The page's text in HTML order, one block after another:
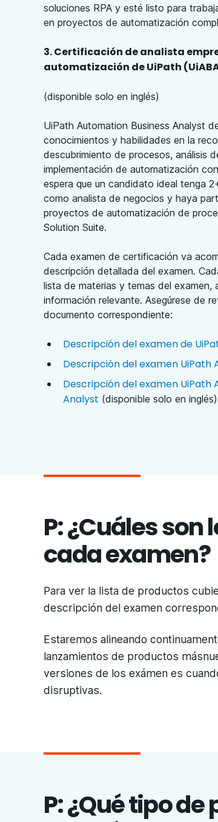
soluciones RPA y esté listo para
en proyectos de automatización
3. Certificación de analista
automatización de UiPath
(disponible solo en inglés)
UiPath Automation Business Analyst
conocimientos y habilidades en la
descubrimiento de procesos, análisis
implementación de automatización
espera que un candidato ideal tenga
como analista de negocios y haya
proyectos de automatización de
Solution Suite.
Cada examen de certificación va
descripción detallada del examen.
lista de materias y temas del examen,
información relevante. Asegúrese de
documento correspondiente:
Descripción del examen de
Descripción del examen UiPath
Descripción del examen UiPath
Analyst (disponible solo en inglés)
P: ¿Cuáles
cada examen?
Para ver la lista de productos
descripción del examen
Estaremos alineando
lanzamientos de productos
versiones de los exámen es
disruptivas.
P: ¿Qué tipo